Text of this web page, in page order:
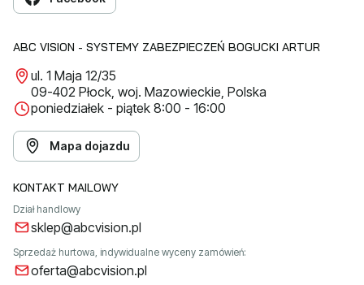
ABC VISION - SYSTEMY ZABEZPIECZEŃ BOGUCKI ARTUR
ul. 1 Maja 12/35
09-402 Płock, woj. Mazowieckie, Polska
poniedziałek - piątek 8:00 - 16:00
Mapa dojazdu
KONTAKT MAILOWY
Dział handlowy
sklep@abcvision.pl
Sprzedaż hurtowa, indywidualne wyceny zamówień:
oferta@abcvision.pl